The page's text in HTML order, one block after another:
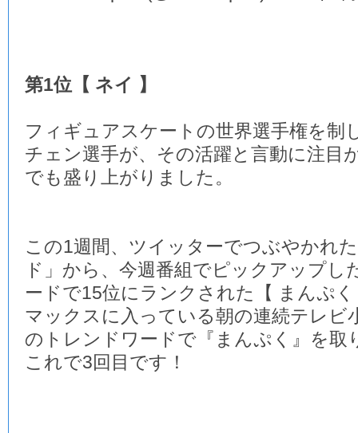
第1位【 ネイ 】
フィギュアスケートの世界選手権を制
チェン選手が、その活躍と言動に注目
でも盛り上がりました。
この1週間、ツイッターでつぶやかれ
ド」から、今週番組でピックアップし
ードで15位にランクされた【 まんぷ
マックスに入っている朝の連続テレビ
のトレンドワードで『まんぷく』を取
これで3回目です！